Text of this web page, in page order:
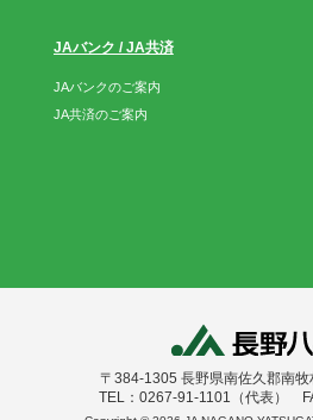
JAバンク / JA共済
JAバンクのご案内
JA共済のご案内
〒384-1305 長野県南佐久郡南
TEL：0267-91-1101（代表）